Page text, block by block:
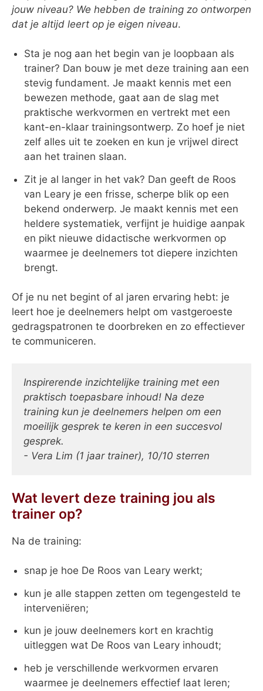
jouw niveau? We hebben de training zo ontworpen
dat je altijd leert op je eigen niveau.
Sta je nog aan het begin van je loopbaan als
trainer? Dan bouw je met deze training aan een
stevig fundament. Je maakt kennis met een
bewezen methode, gaat aan de slag met
praktische werkvormen en vertrekt met een
kant-en-klaar trainingsontwerp. Zo hoef je niet
zelf alles uit te zoeken en kun je vrijwel direct
aan het trainen slaan.
Zit je al langer in het vak? Dan geeft de Roos
van Leary je een frisse, scherpe blik op een
bekend onderwerp. Je maakt kennis met een
heldere systematiek, verfijnt je huidige aanpak
en pikt nieuwe didactische werkvormen op
waarmee je deelnemers tot diepere inzichten
brengt.
Of je nu net begint of al jaren ervaring hebt: je
leert hoe je deelnemers helpt om vastgeroeste
gedragspatronen te doorbreken en zo effectiever
te communiceren.
Inspirerende inzichtelijke training met een
praktisch toepasbare inhoud! Na deze
training kun je deelnemers helpen om een
moeilijk gesprek te keren in een succesvol
gesprek.
- Vera Lim (1 jaar trainer), 10/10 sterren
Wat levert deze training jou als
trainer op?
Na de training:
snap je hoe De Roos van Leary werkt;
kun je alle stappen zetten om tegengesteld te
interveniëren;
kun je jouw deelnemers kort en krachtig
uitleggen wat De Roos van Leary inhoudt;
heb je verschillende werkvormen ervaren
waarmee je deelnemers effectief laat leren;